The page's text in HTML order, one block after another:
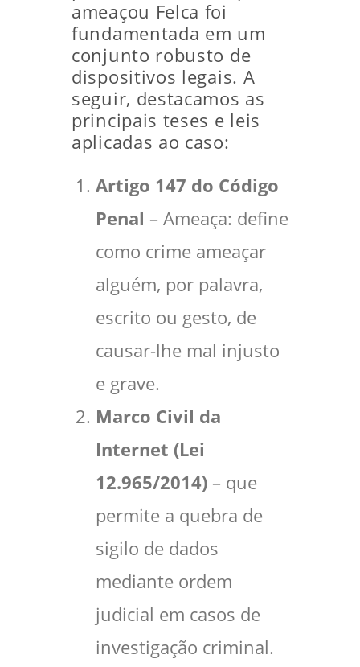
ameaçou Felca foi
fundamentada em um
conjunto robusto de
dispositivos legais. A
seguir, destacamos as
principais teses e leis
aplicadas ao caso:
Artigo 147 do Código
Penal – Ameaça: define
como crime ameaçar
alguém, por palavra,
escrito ou gesto, de
causar-lhe mal injusto
e grave.
Marco Civil da
Internet (Lei
12.965/2014) – que
permite a quebra de
sigilo de dados
mediante ordem
judicial em casos de
investigação criminal.